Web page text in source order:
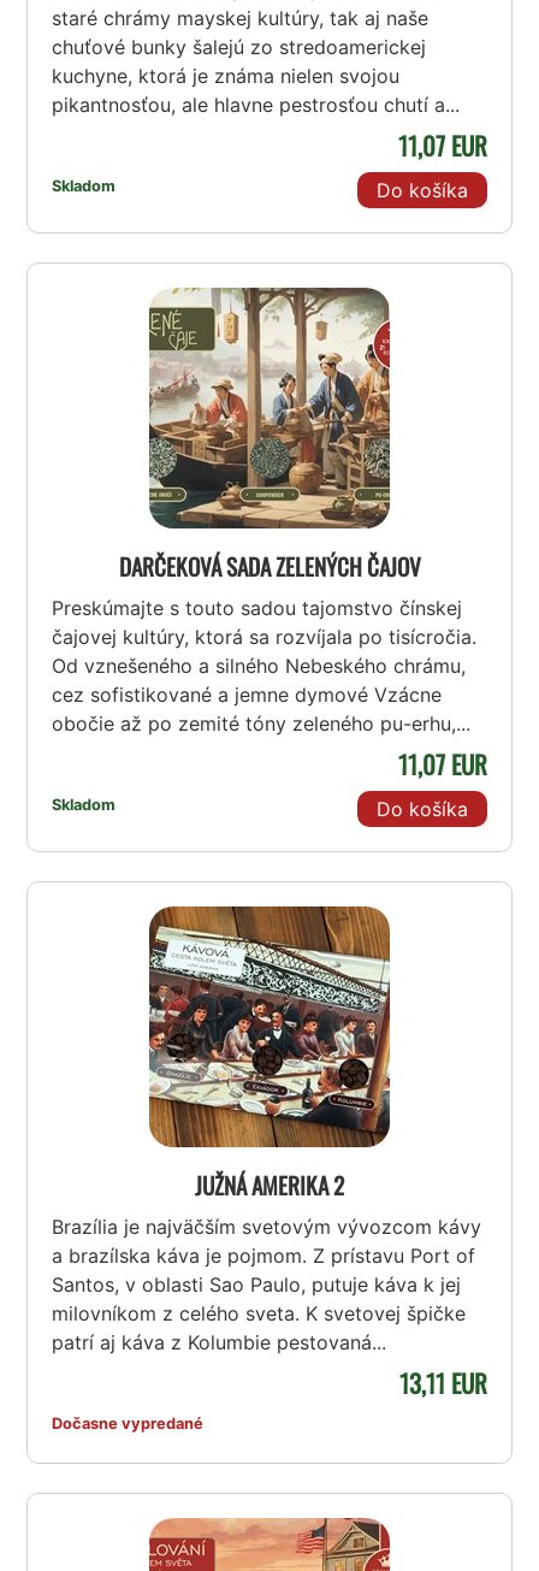
staré chrámy mayskej kultúry, tak aj naše
chuťové bunky šalejú zo stredoamerickej
kuchyne, ktorá je známa nielen svojou
pikantnosťou, ale hlavne pestrosťou chutí a...
Skladom
11,07 EUR
Do košíka
DARČEKOVÁ SADA ZELENÝCH ČAJOV
Preskúmajte s touto sadou tajomstvo čínskej
čajovej kultúry, ktorá sa rozvíjala po tisícročia.
Od vznešeného a silného Nebeského chrámu,
cez sofistikované a jemne dymové Vzácne
obočie až po zemité tóny zeleného pu-erhu,...
Skladom
11,07 EUR
Do košíka
JUŽNÁ AMERIKA 2
Brazília je najväčším svetovým vývozcom kávy
a brazílska káva je pojmom. Z prístavu Port of
Santos, v oblasti Sao Paulo, putuje káva k jej
milovníkom z celého sveta. K svetovej špičke
patrí aj káva z Kolumbie pestovaná...
Dočasne vypredané
13,11 EUR